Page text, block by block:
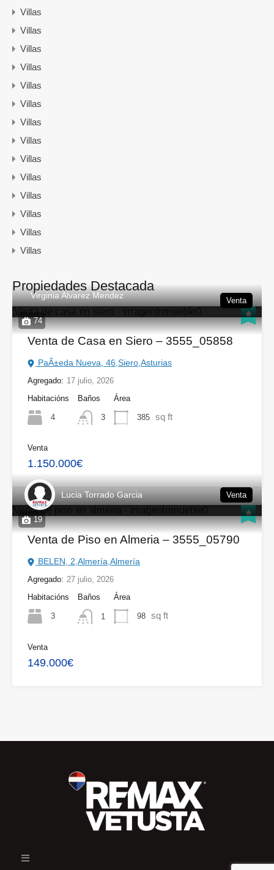
Villas
Villas
Villas
Villas
Villas
Villas
Villas
Villas
Villas
Villas
Villas
Villas
Villas
Villas
Propiedades Destacada
74
Virginia Alvarez Mendez
Venta
Venta de Casa en Siero – 3555_05858
PaÃ±eda Nueva, 46,Siero,Asturias
Agregado: 17 julio, 2026
Habitacións
4
Baños
3
Área
385 sq ft
Venta
1.150.000€
19
Lucia Torrado Garcia Venta
Venta de Piso en Almeria – 3555_05790
BELEN, 2,Almería,Almería
Agregado: 27 julio, 2026
Habitacións
3
Baños
1
Área
98 sq ft
Venta
149.000€